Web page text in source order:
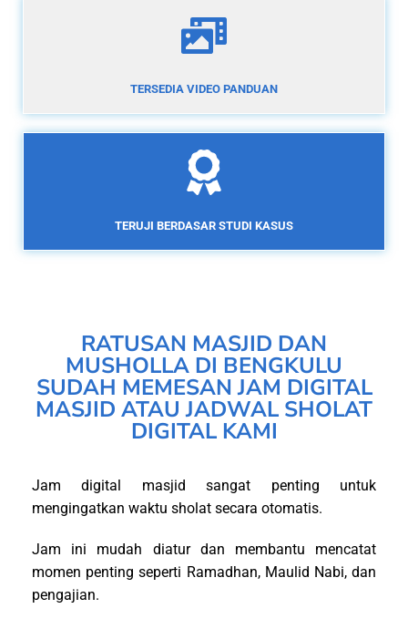
TERSEDIA VIDEO PANDUAN
TERUJI BERDASAR STUDI KASUS
RATUSAN MASJID DAN
MUSHOLLA DI BENGKULU
SUDAH MEMESAN JAM DIGITAL
MASJID ATAU JADWAL SHOLAT
DIGITAL KAMI
Jam digital masjid sangat penting untuk
mengingatkan waktu sholat secara otomatis.
Jam ini mudah diatur dan membantu mencatat
momen penting seperti Ramadhan, Maulid Nabi, dan
pengajian.